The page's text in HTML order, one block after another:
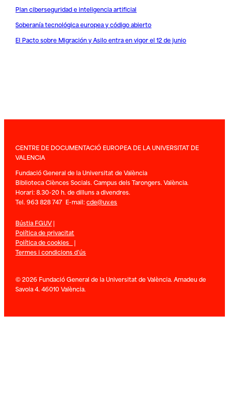
Plan ciberseguridad e inteligencia artificial
Soberanía tecnológica europea y código abierto
El Pacto sobre Migración y Asilo entra en vigor el 12 de junio
CENTRE DE DOCUMENTACIÓ EUROPEA DE LA UNIVERSITAT DE
VALENCIA
Fundació General de la Universitat de València
Biblioteca Ciènces Socials. Campus dels Tarongers. València.
Horari: 8.30-20 h. de dilluns a divendres.
Tel. 963 828 747 E-mail:cde@uv.es
Bústia FGUV|
Política de privacitat
Política de cookies |
Termes i condicions d’ús
© 2026 Fundació General de la Universitat de València. Amadeu de
Savoia 4. 46010 València.